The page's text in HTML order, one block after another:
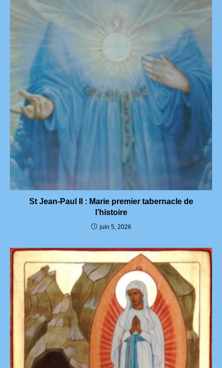
St Jean-Paul II : Marie premier tabernacle de
l’histoire
juin 5, 2026